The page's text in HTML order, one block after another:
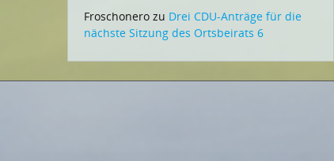
Froschonero zu Drei CDU-Anträge für die
nächste Sitzung des Ortsbeirats 6